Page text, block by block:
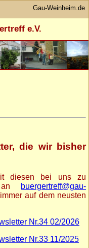
Gau-Weinheim.de
e.V.
die wir bisher
diesen bei uns zu
an
buergertreff@gau-
auf dem neusten
Nr.34 02/2026
Nr.33 11/2025